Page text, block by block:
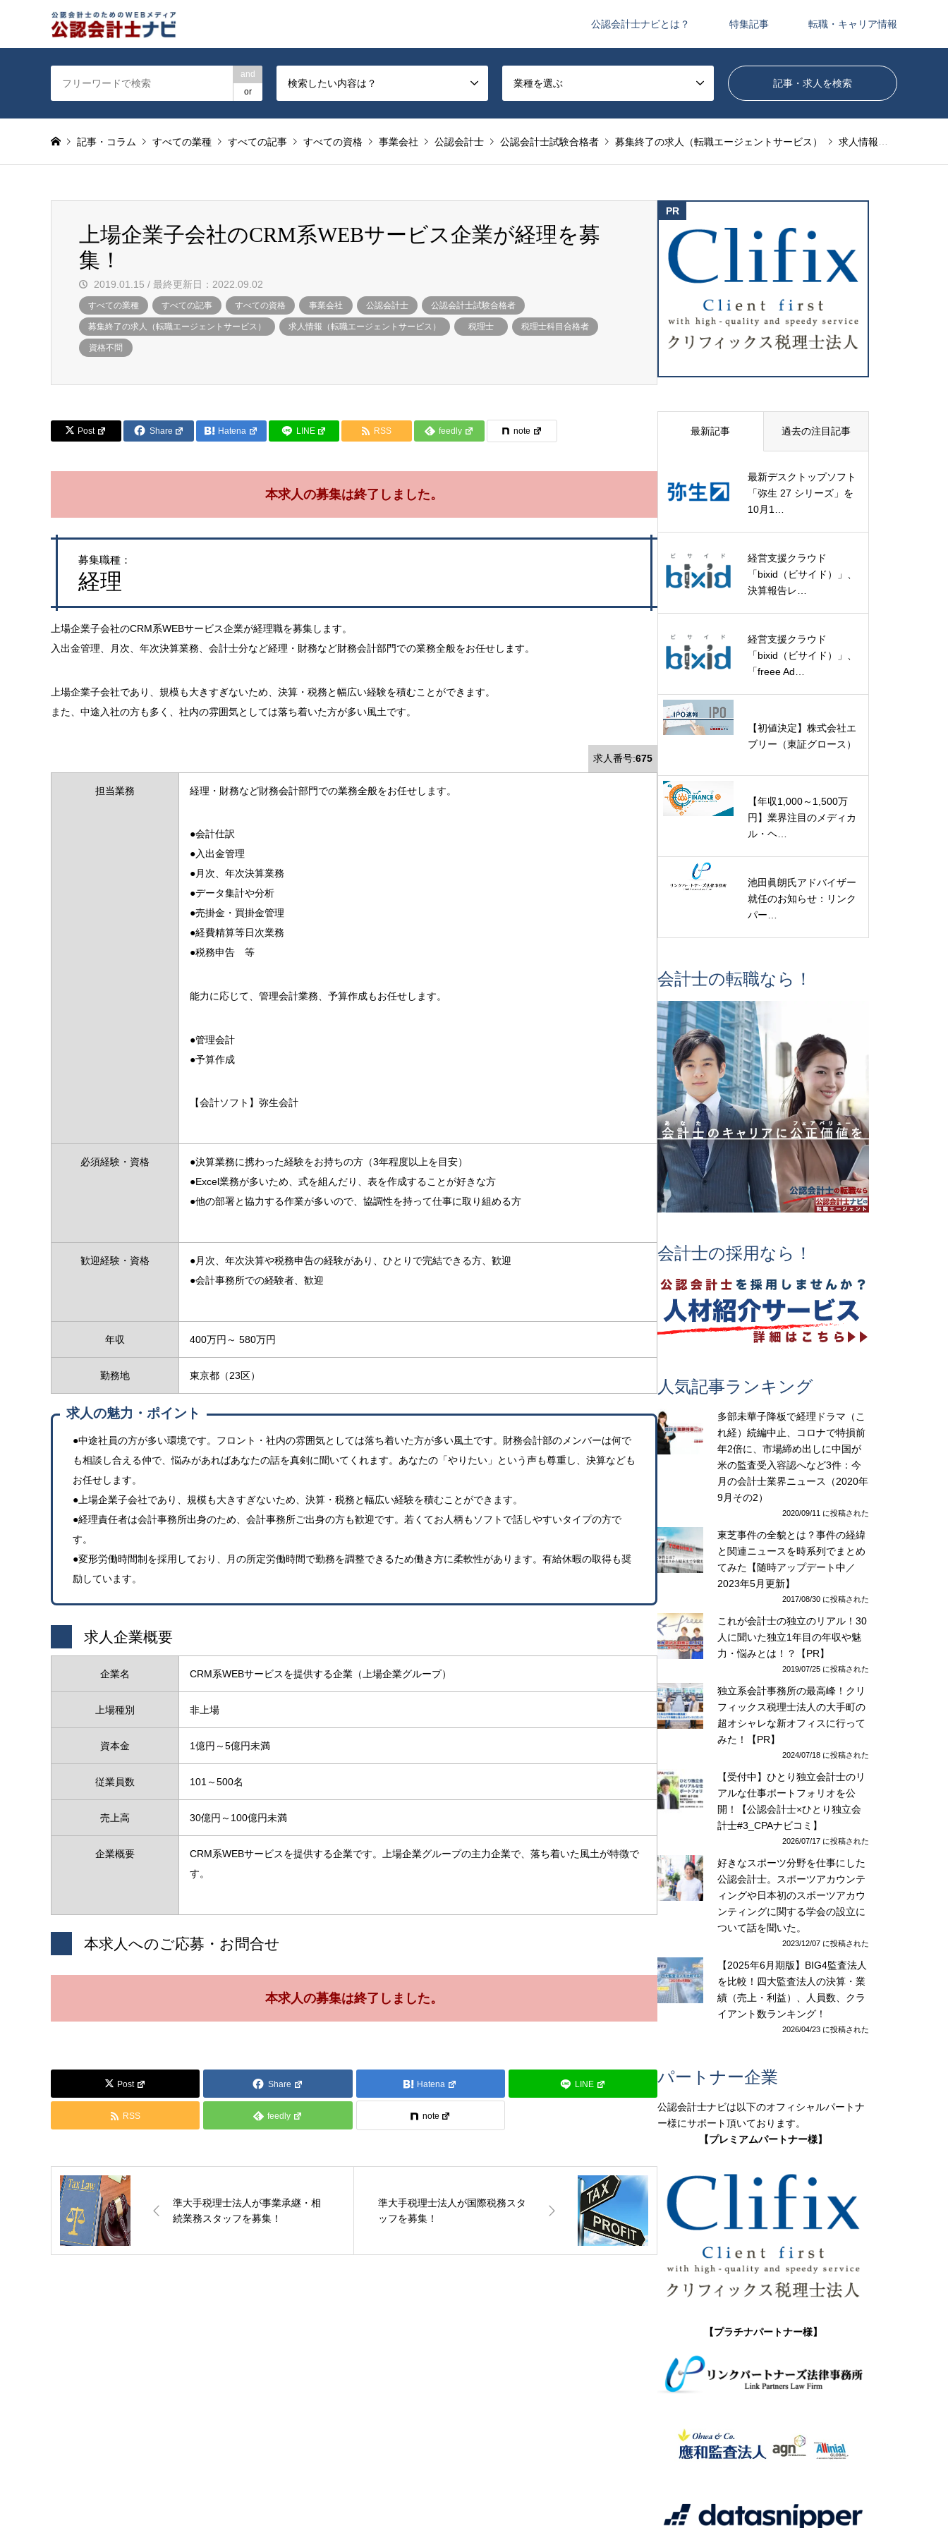
公認会計士ナビとは？ 特集記事 転職・キャリア情報
and
or
検索したい内容は？ 業種を選ぶ
記事・コラム すべての業種 すべての記事 すべての資格 事業会社 公認会計士 公認会計士試験合格者 募集終了の求人（転職エージェントサービス） 求人情報（転職エージェントサービス）
上場企業子会社のCRM系WEBサービス企業が経理を募
集！
2019.01.15 / 最終更新日：2022.09.02
すべての業種 すべての記事 すべての資格 事業会社 公認会計士 公認会計士試験合格者
募集終了の求人（転職エージェントサービス） 求人情報（転職エージェントサービス） 税理士 税理士科目合格者
資格不問
Post Share Hatena LINE RSS feedly note
本求人の募集は終了しました。
募集職種：
経理
上場企業子会社のCRM系WEBサービス企業が経理職を募集します。
入出金管理、月次、年次決算業務、会計士分など経理・財務など財務会計部門での業務全般をお任せします。
上場企業子会社であり、規模も大きすぎないため、決算・税務と幅広い経験を積むことができます。
また、中途入社の方も多く、社内の雰囲気としては落ち着いた方が多い風土です。
求人番号:675
担当業務 経理・財務など財務会計部門での業務全般をお任せします。
●会計仕訳
●入出金管理
●月次、年次決算業務
●データ集計や分析
●売掛金・買掛金管理
●経費精算等日次業務
●税務申告 等
能力に応じて、管理会計業務、予算作成もお任せします。
●管理会計
●予算作成
【会計ソフト】弥生会計
必須経験・資格
●決算業務に携わった経験をお持ちの方（3年程度以上を目安）
●Excel業務が多いため、式を組んだり、表を作成することが好きな方
●他の部署と協力する作業が多いので、協調性を持って仕事に取り組める方
歓迎経験・資格
●月次、年次決算や税務申告の経験があり、ひとりで完結できる方、歓迎
●会計事務所での経験者、歓迎
年収 400万円～ 580万円
勤務地 東京都（23区）
求人の魅力・ポイント
●中途社員の方が多い環境です。フロント・社内の雰囲気としては落ち着いた方が多い風土です。財務会計部のメンバーは何で
も相談し合える仲で、悩みがあればあなたの話を真剣に聞いてくれます。あなたの「やりたい」という声も尊重し、決算なども
お任せします。
●上場企業子会社であり、規模も大きすぎないため、決算・税務と幅広い経験を積むことができます。
●経理責任者は会計事務所出身のため、会計事務所ご出身の方も歓迎です。若くてお人柄もソフトで話しやすいタイプの方で
す。
●変形労働時間制を採用しており、月の所定労働時間で勤務を調整できるため働き方に柔軟性があります。有給休暇の取得も奨
励しています。
求人企業概要
企業名 CRM系WEBサービスを提供する企業（上場企業グループ）
上場種別 非上場
資本金 1億円～5億円未満
従業員数 101～500名
売上高 30億円～100億円未満
企業概要
CRM系WEBサービスを提供する企業です。上場企業グループの主力企業で、落ち着いた風土が特徴で
す。
本求人へのご応募・お問合せ
本求人の募集は終了しました。
Post Share Hatena LINE
RSS feedly note
準大手税理士法人が事業承継・相
続業務スタッフを募集！
準大手税理士法人が国際税務スタ
ッフを募集！
最新記事 過去の注目記事
最新デスクトップソフト
「弥生 27 シリーズ」を
10月1…
経営支援クラウド
「bixid（ビサイド）」、
決算報告レ…
経営支援クラウド
「bixid（ビサイド）」、
「freee Ad…
【初値決定】株式会社エ
ブリー（東証グロース）
【年収1,000～1,500万
円】業界注目のメディカ
ル・ヘ…
池田眞朗氏アドバイザー
就任のお知らせ：リンク
パー…
会計士の転職なら！
会計士の採用なら！
人気記事ランキング
多部未華子降板で経理ドラマ（こ
れ経）続編中止、コロナで特損前
年2倍に、市場締め出しに中国が
米の監査受入容認へなど3件：今
月の会計士業界ニュース（2020年
9月その2）
2020/09/11 に投稿された
東芝事件の全貌とは？事件の経緯
と関連ニュースを時系列でまとめ
てみた【随時アップデート中／
2023年5月更新】
2017/08/30 に投稿された
これが会計士の独立のリアル！30
人に聞いた独立1年目の年収や魅
力・悩みとは！？【PR】
2019/07/25 に投稿された
独立系会計事務所の最高峰！クリ
フィックス税理士法人の大手町の
超オシャレな新オフィスに行って
みた！【PR】
2024/07/18 に投稿された
【受付中】ひとり独立会計士のリ
アルな仕事ポートフォリオを公
開！【公認会計士×ひとり独立会
計士#3_CPAナビコミ】
2026/07/17 に投稿された
好きなスポーツ分野を仕事にした
公認会計士。スポーツアカウンテ
ィングや日本初のスポーツアカウ
ンティングに関する学会の設立に
ついて話を聞いた。
2023/12/07 に投稿された
【2025年6月期版】BIG4監査法人
を比較！四大監査法人の決算・業
績（売上・利益）、人員数、クラ
イアント数ランキング！
2026/04/23 に投稿された
パートナー企業
公認会計士ナビは以下のオフィシャルパートナ
ー様にサポート頂いております。
【プレミアムパートナー様】
【プラチナパートナー様】